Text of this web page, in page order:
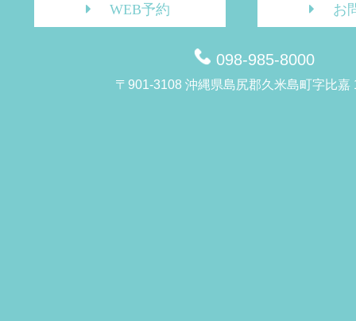
WEB予約 お
098-985-8000
〒901-3108 沖縄県島尻郡久米島町字比嘉